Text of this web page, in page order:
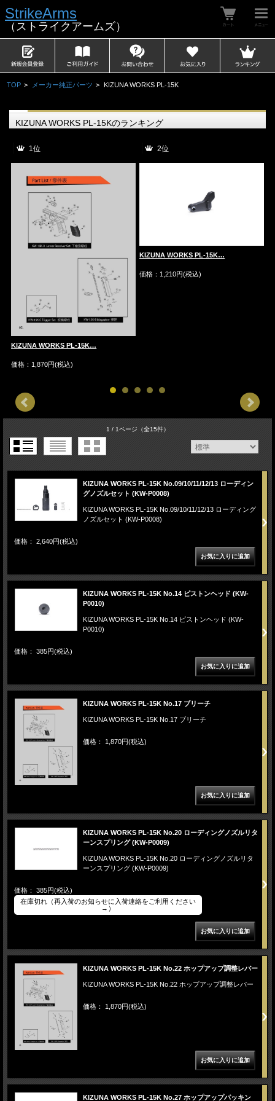
StrikeArms
（ストライクアームズ）
TOP > メーカー純正パーツ > KIZUNA WORKS PL-15K
KIZUNA WORKS PL-15Kのランキング
1位
KIZUNA WORKS PL-15K…
価格：1,870円(税込)
2位
KIZUNA WORKS PL-15K…
価格：1,210円(税込)
1 / 1ページ（全15件）
KIZUNA WORKS PL-15K No.09/10/11/12/13 ローディン
グノズルセット (KW-P0008)
KIZUNA WORKS PL-15K No.09/10/11/12/13 ローディング
ノズルセット (KW-P0008)
価格： 2,640円(税込)
KIZUNA WORKS PL-15K No.14 ピストンヘッド (KW-
P0010)
KIZUNA WORKS PL-15K No.14 ピストンヘッド (KW-
P0010)
価格： 385円(税込)
KIZUNA WORKS PL-15K No.17 ブリーチ
KIZUNA WORKS PL-15K No.17 ブリーチ
価格： 1,870円(税込)
KIZUNA WORKS PL-15K No.20 ローディングノズルリタ
ーンスプリング (KW-P0009)
KIZUNA WORKS PL-15K No.20 ローディングノズルリタ
ーンスプリング (KW-P0009)
価格： 385円(税込)
在庫切れ（再入荷のお知らせに入荷連絡をご利用ください
→）
KIZUNA WORKS PL-15K No.22 ホップアップ調整レバー
KIZUNA WORKS PL-15K No.22 ホップアップ調整レバー
価格： 1,870円(税込)
KIZUNA WORKS PL-15K No.27 ホップアップパッキン